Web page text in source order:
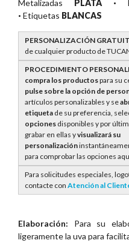
Metalizadas PLATA ·
· Etiquetas BLANCAS
PERSONALIZACIÓN
de cualquier producto de
PROCEDIMIENTO
compra los productospara su
pulse sobre la opción de
artículos personalizables y se
etiqueta de su preferencia,
opciones disponibles y por
grabar en ellas yvisualizará su
personalización
para comprobar las opciones
Para solicitudes especiales,
contacte con Atención al
Elaboración: Para su
ligeramente la uva para